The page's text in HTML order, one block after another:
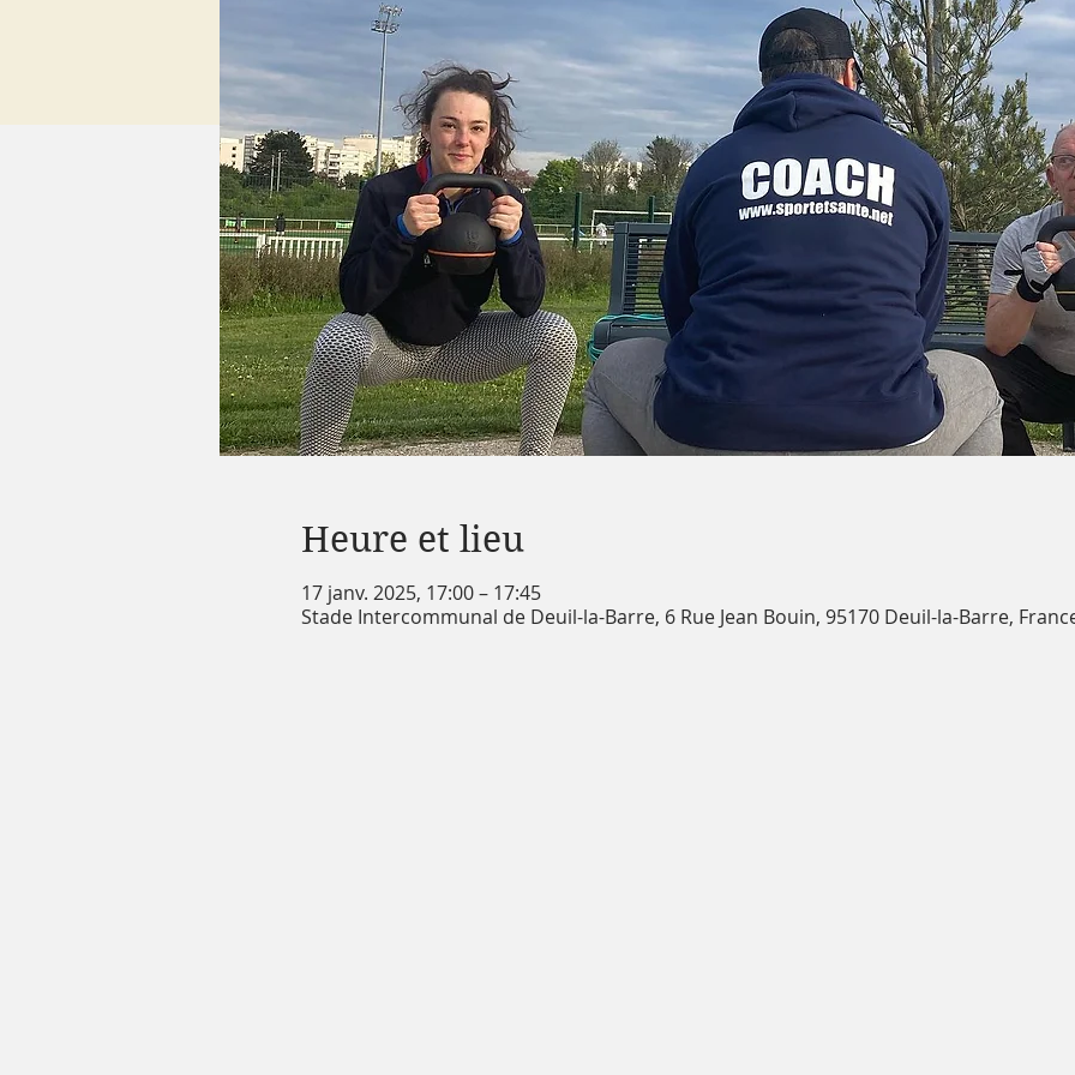
Heure et lieu
17 janv. 2025, 17:00 – 17:45
Stade Intercommunal de Deuil-la-Barre, 6 Rue Jean Bouin, 95170 Deuil-la-Barre,